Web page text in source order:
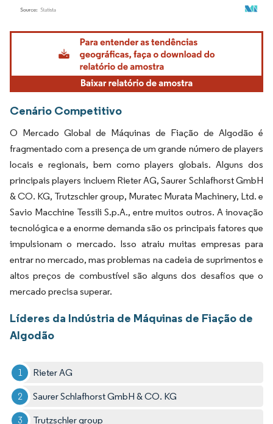
Imagem © Mordor Intelligence. O reuso requer atribuição conforme CC BY 4.0.
Cenário Competitivo
O Mercado Global de Máquinas de Fiação de Algodão é
fragmentado com a presença de um grande número de players
locais e regionais, bem como players globais. Alguns dos
principais players incluem Rieter AG, Saurer Schlafhorst GmbH
& CO. KG, Trutzschler group, Muratec Murata Machinery, Ltd. e
Savio Macchine Tessili S.p.A., entre muitos outros. A inovação
tecnológica e a enorme demanda são os principais fatores que
impulsionam o mercado. Isso atraiu muitas empresas para
entrar no mercado, mas problemas na cadeia de suprimentos e
altos preços de combustível são alguns dos desafios que o
mercado precisa superar.
Líderes da Indústria de Máquinas de Fiação de
Algodão
Rieter AG
Saurer Schlafhorst GmbH & CO. KG
Trutzschler group